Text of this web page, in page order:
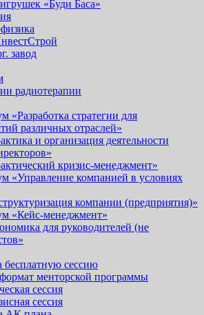
«Буди Баса»
завод
радиотерапии
«Разработка стратегии для
различных отраслей»
и организация деятельности
кризис-менеджмент»
«Управление компанией в условиях
компании (предприятия)»
«Кейс-менеджмент»
для руководителей (не
бесплатную сессию
менторской программы
сессия
сессия